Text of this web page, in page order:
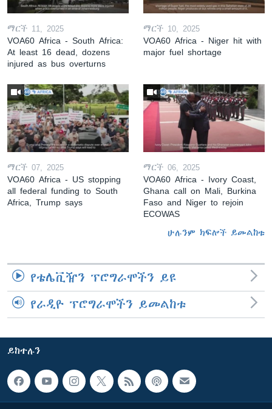
ማርች 11, 2025
VOA60 Africa - South Africa:
At least 16 dead, dozens
injured as bus overturns
ማርች 10, 2025
VOA60 Africa - Niger hit with
major fuel shortage
ማርች 07, 2025
VOA60 Africa - US stopping
all federal funding to South
Africa, Trump says
ማርች 06, 2025
VOA60 Africa - Ivory Coast,
Ghana call on Mali, Burkina
Faso and Niger to rejoin
ECOWAS
ሁሉንም ክፍሎች ይመልከቱ
የቴሌቪዥን ፕሮግራሞችን ይዩ
የራዲዮ ፕሮግራሞችን ይመልከቱ
ይከተሉን